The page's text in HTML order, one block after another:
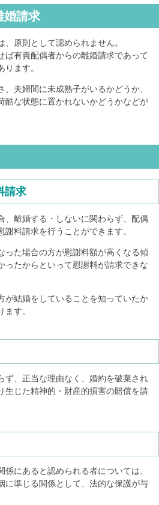
婚請求
原則として認められません。
ば有責配偶者からの離婚請求であって
ます。
夫婦間に未成熟子がいるかどうか、
酷な状態に置かれないかどうかなどが
請求
、離婚する・しないに関わらず、配偶
料請求を行うことができます。
った場合の方が慰謝料額が高くなる傾
ったからといって慰謝料が請求できな
が結婚をしていることを知っていたか
す。
ず、正当な理由なく、婚約を破棄され
生じた精神的・財産的損害の賠償を請
にあると認められる者については、
に準じる関係として、法的な保護が与